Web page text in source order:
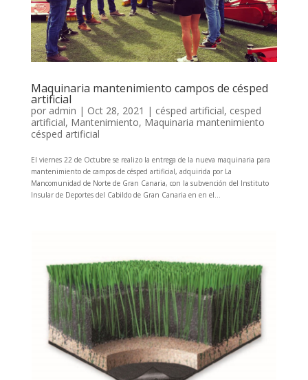
Maquinaria mantenimiento campos de césped
artificial
por admin | Oct 28, 2021 | césped artificial, cesped
artificial, Mantenimiento, Maquinaria mantenimiento
césped artificial
El viernes 22 de Octubre se realizo la entrega de la nueva maquinaria para
mantenimiento de campos de césped artificial, adquirida por La
Mancomunidad de Norte de Gran Canaria, con la subvención del Instituto
Insular de Deportes del Cabildo de Gran Canaria en en el...